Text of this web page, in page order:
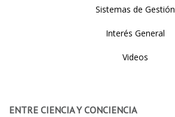
Sistemas de Gestión
Interés General
Videos
ENTRE CIENCIA Y CONCIENCIA